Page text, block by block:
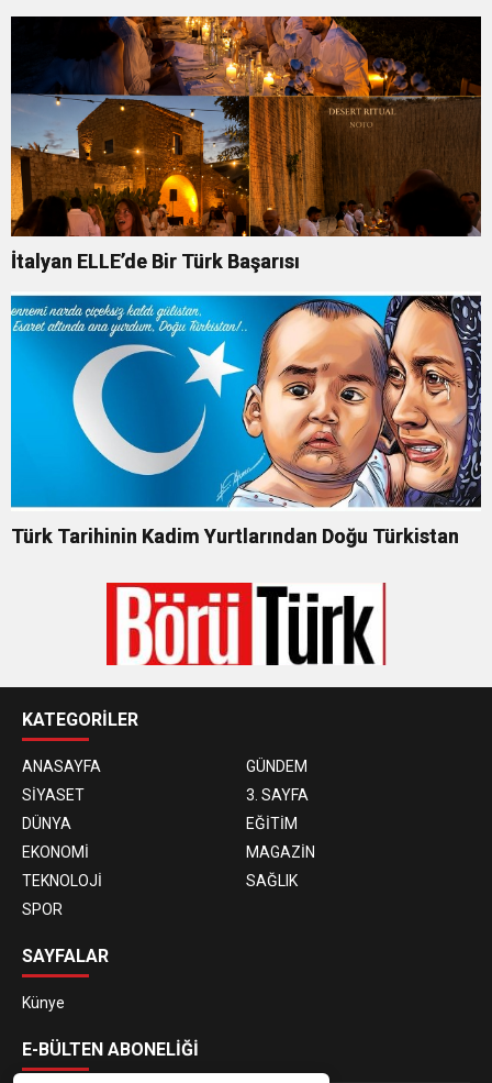
İtalyan ELLE’de Bir Türk Başarısı
Türk Tarihinin Kadim Yurtlarından Doğu Türkistan
KATEGORİLER
ANASAYFA
GÜNDEM
SİYASET
3. SAYFA
DÜNYA
EĞİTİM
EKONOMİ
MAGAZİN
TEKNOLOJİ
SAĞLIK
SPOR
SAYFALAR
Künye
E-BÜLTEN ABONELİĞİ